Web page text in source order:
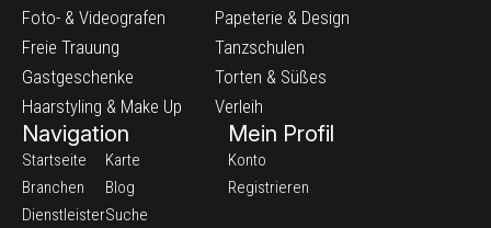
Foto- & Videografen
Freie Trauung
Gastgeschenke
Haarstyling & Make Up
Papeterie & Design
Tanzschulen
Torten & Süßes
Verleih
Navigation
Startseite
Branchen
Dienstleister
Karte
Blog
Suche
Mein Profil
Konto
Registrieren